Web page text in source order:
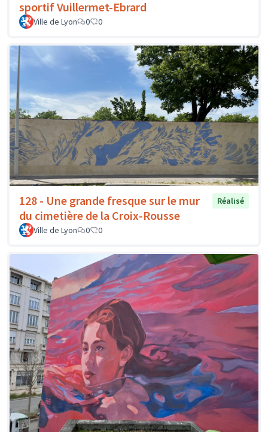
sportif Vuillermet-Ebrard
Ville de Lyon 0 0
128 - Une grande fresque sur le mur
du cimetière de la Croix-Rousse
Réalisé
Ville de Lyon 0 0